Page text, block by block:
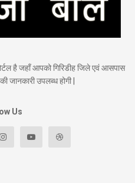
है जहाँ आपको गिरिडीह जिले एवं आसपास
जानकारी उपलब्ध होगी |
Us